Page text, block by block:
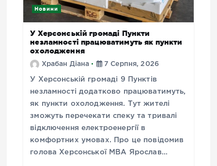
Новини
У Херсонській громаді Пункти
незламності працюватимуть як пункти
охолодження
Храбан Діана 7 Серпня, 2026
У Херсонській громаді 9 Пунктів
незламності додатково працюватимуть,
як пункти охолодження. Тут жителі
зможуть перечекати спеку та тривалі
відключення електроенергії в
комфортних умовах. Про це повідомив
голова Херсонської МВА Ярослав…